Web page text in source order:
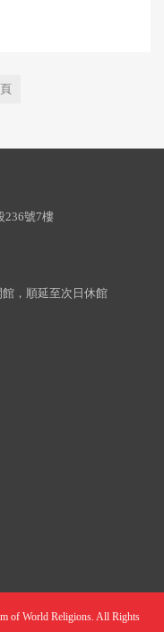
236號7樓
，順延至次日休館
of World Religions. All Rights